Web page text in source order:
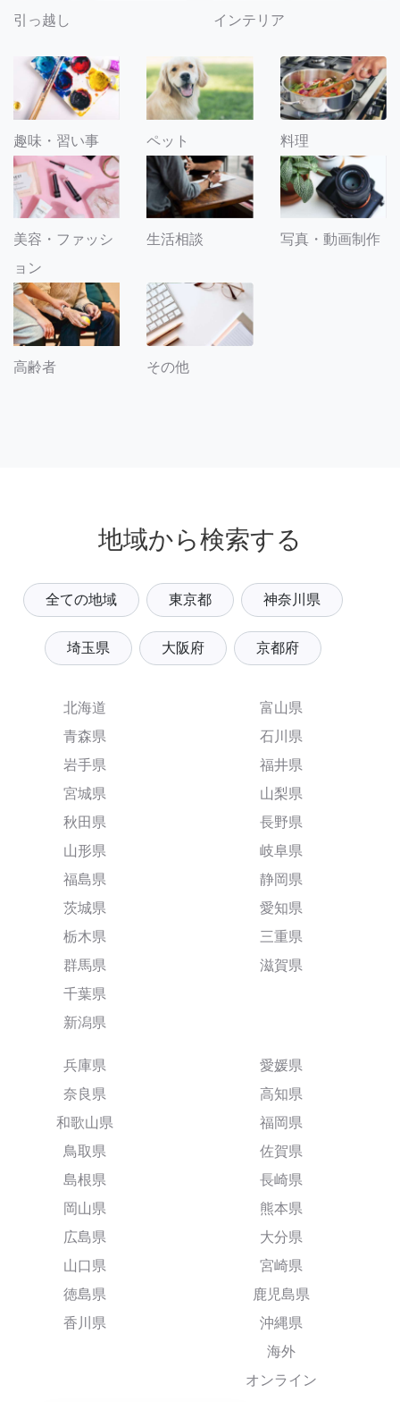
引っ越し インテリア
趣味・習い事 ペット 料理
美容・ファッシ
ョン
生活相談 写真・動画制作
高齢者 その他
地域から検索する
全ての地域 東京都 神奈川県
埼玉県 大阪府 京都府
北海道
青森県
岩手県
宮城県
秋田県
山形県
福島県
茨城県
栃木県
群馬県
千葉県
新潟県
富山県
石川県
福井県
山梨県
長野県
岐阜県
静岡県
愛知県
三重県
滋賀県
兵庫県
奈良県
和歌山県
鳥取県
島根県
岡山県
広島県
山口県
徳島県
香川県
愛媛県
高知県
福岡県
佐賀県
長崎県
熊本県
大分県
宮崎県
鹿児島県
沖縄県
海外
オンライン